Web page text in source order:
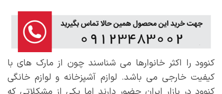
کنوود را اکثر خانوارها می شناسند چون از مارک های با
کیفیت خارجی می باشد. لوازم آشپزخانه و لوازم خانگی